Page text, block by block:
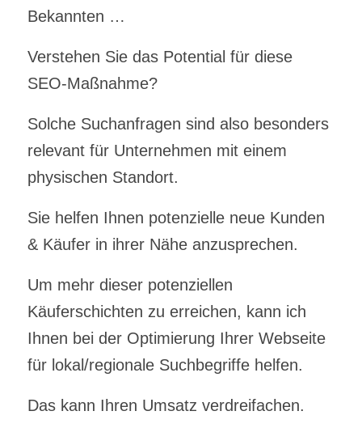
Bekannten …
Verstehen Sie das Potential für diese
SEO-Maßnahme?
Solche Suchanfragen sind also besonders
relevant für Unternehmen mit einem
physischen Standort.
Sie helfen Ihnen potenzielle neue Kunden
& Käufer in ihrer Nähe anzusprechen.
Um mehr dieser potenziellen
Käuferschichten zu erreichen, kann ich
Ihnen bei der Optimierung Ihrer Webseite
für lokal/regionale Suchbegriffe helfen.
Das kann Ihren Umsatz verdreifachen.